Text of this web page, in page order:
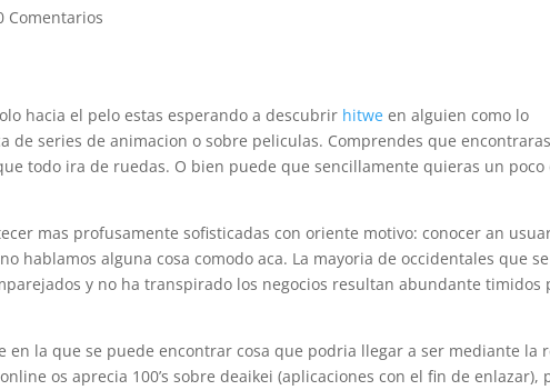
Comentarios
hacia el pelo estas esperando a descubrir hitwe en alguien como lo
de series de animacion o sobre peliculas. Comprendes que
todo ira de ruedas. O bien puede que sencillamente quieras un poco
mas profusamente sofisticadas con oriente motivo: conocer an
hablamos alguna cosa comodo aca. La mayoria de occidentales que se
y no ha transpirado los negocios resultan abundante timidos
la que se puede encontrar cosa que podri­a llegar a ser mediante la
os aprecia 100’s sobre deaikei (aplicaciones con el fin de enlazar),